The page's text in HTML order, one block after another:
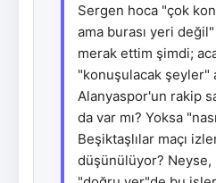
Sergen hoca "çok
ama burası yeri
merak ettim şimdi;
"konuşulacak şeyler"
Alanyaspor'un rakip
da var mı? Yoksa
Beşiktaşlılar maçı
düşünülüyor? Neyse,